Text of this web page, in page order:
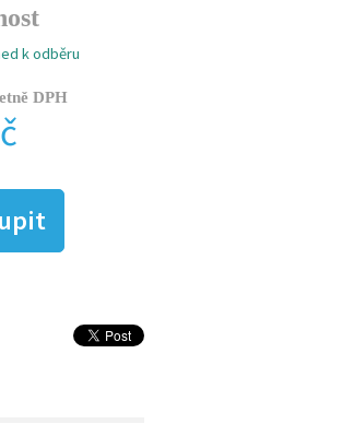
k odběru
DPH